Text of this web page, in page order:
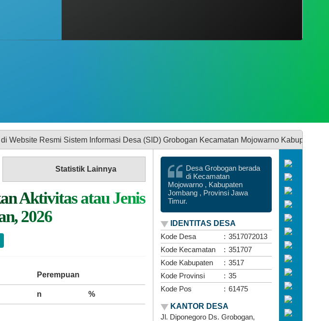
Sistem Informasi Desa (SID) Grobogan Kecamatan Mojowarno Kabupaten Jombang |
Statistik Lainnya
Aktivitas atau Jenis
2026
Perempuan
n %
Desa Grobogan berada
di Kecamatan
Mojowarno , Kabupaten
Jombang , Provinsi Jawa
Timur.
IDENTITAS DESA
Kode Desa
: 3517072013
Kode Kecamatan
: 351707
Kode Kabupaten
: 3517
Kode Provinsi
: 35
Kode Pos
: 61475
KANTOR DESA
Jl. Diponegoro Ds. Grobogan,